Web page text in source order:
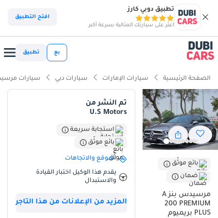
تطبيق دوبي كارز
اعثر على سيارتك المثالية بسرعة أكبر
افتح التطبيق
بع تطبيق
الصفحة الرئيسية سيارات الإمارات سيارات دبي سيارات
بائع موثّق
ضمان
مرسيدس بنز A
200 PREMIUM
PLUS بريميوم
تم النشر من
U.S Motors
استجابة سريعة
بائع موثّق
الموقع والاتجاهات
يقدم هذا الوكيل اختبار القيادة
والاستبدال
المزيد من الإعلانات من هذا التاجر
ذكاء دوبي كارز
ذكاء دوبيكارز
تصنيف السلامة 5 نجوم من NCAP
معيار نظام الصوت من الدرجة الأولى
أحدث معايير أنظمة مساعدة السائق المتقدمة (ADAS)
فرصة مثالية للدخول إلى عالم الهندسة الألمانية المتميزة، لا سيما بلونها
الفضي المرغوب الذي يُعدّ من أفضل الخيارات للحفاظ على قيمتها عند
إعادة البيع في أسواق دول مجلس التعاون الخليجي. وبفضل عداد